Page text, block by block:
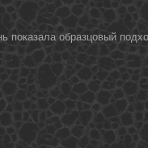
показала образцовый